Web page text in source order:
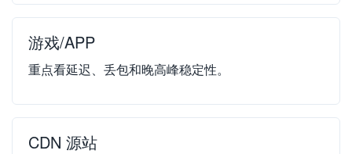
游戏/APP
重点看延迟、丢包和晚高峰稳定性。
CDN 源站